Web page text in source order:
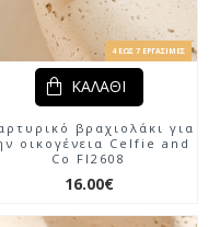
4 ΈΩΣ 7 ΕΡΓΆΣΙΜΕΣ
βραχιολάκι για
οικογένεια Celfie and
Co Fl2608
16.00€
ΚΑΛΆΘΙ